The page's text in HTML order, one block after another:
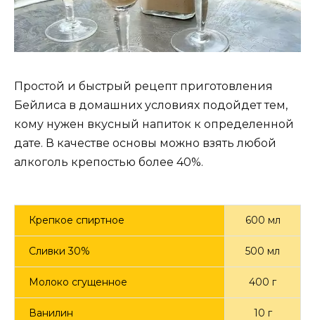
Простой и быстрый рецепт приготовления
Бейлиса в домашних условиях подойдет тем,
кому нужен вкусный напиток к определенной
дате. В качестве основы можно взять любой
алкоголь крепостью более 40%.
Крепкое спиртное 600 мл
Сливки 30% 500 мл
Молоко сгущенное 400 г
Ванилин 10 г